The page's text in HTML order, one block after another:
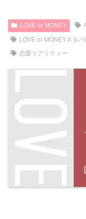
LOVE or MONEY
LOVE or MONEYネタバ
恋愛リアリティー